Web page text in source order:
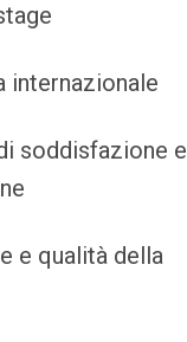
internazionale
soddisfazione e
e qualità della